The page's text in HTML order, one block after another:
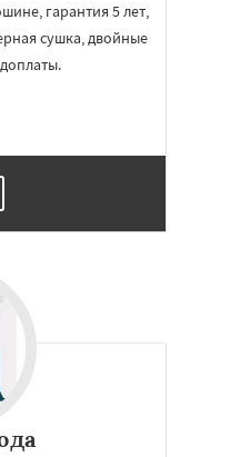
гарантия 5 лет,
сушка, двойные